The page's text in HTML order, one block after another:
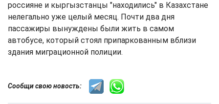
россияне и кыргызстанцы "находились" в Казахстане
нелегально уже целый месяц. Почти два дня
пассажиры вынуждены были жить в самом
автобусе, который стоял припаркованным вблизи
здания миграционной полиции.
Сообщи свою новость: